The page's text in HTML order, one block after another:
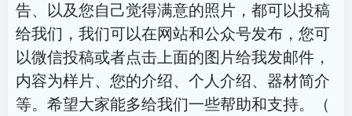
告、以及您自己觉得满意的照片，都可以投稿
给我们，我们可以在网站和公众号发布，您可
以微信投稿或者点击上面的图片给我发邮件，
内容为样片、您的介绍、个人介绍、器材简介
等。希望大家能多给我们一些帮助和支持。（